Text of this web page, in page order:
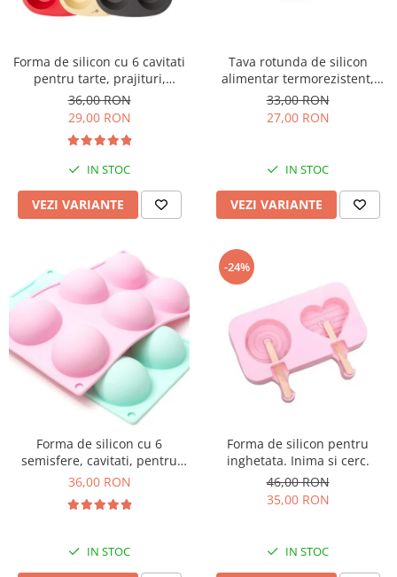
Forma de silicon cu 6 cavitati
pentru tarte, prajituri,
ciocolata
36,00 RON
29,00 RON
IN STOC
VEZI VARIANTE
Tava rotunda de silicon
alimentar termorezistent,
25cm, pentru blat de tort,
prajitura, chec, friteuza cu aer
cald, Airfryer mare
33,00 RON
27,00 RON
IN STOC
VEZI VARIANTE
Forma de silicon cu 6
semisfere, cavitati, pentru
prajituri, ciocolata
36,00 RON
IN STOC
-24%
Forma de silicon pentru
inghetata. Inima si cerc.
46,00 RON
35,00 RON
IN STOC